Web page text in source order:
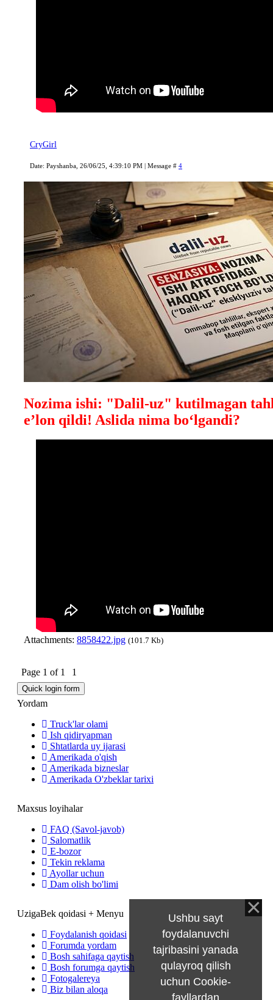
CryGirl
Date: Payshanba, 26/06/25, 4:39:10 PM | Message # 4
Nozima ishi: "Dalil-uz" kutilmagan
e’lon qildi! Aslida nima bo‘lgandi?
Attachments: 8858422.jpg (101.7 Kb)
Page 1 of 1 1
Yordam
Truck'lar olami
Ish qidiryapman
Shtatlarda uy ijarasi
Amerikada o'qish
Amerikada bizneslar
Amerikada O'zbeklar tarixi
Maxsus loyihalar
FAQ (Savol-javob)
Salomatlik
E-bozor
Tekin reklama
Ayollar uchun
Dam olish bo'limi
UzigaBek qoidasi + Menyu
Foydalanish qoidasi
Forumda yordam
Bosh sahifaga qaytish
Bosh forumga qaytish
Fotogalereya
Biz bilan aloqa
Ushbu sayt
foydalanuvchi
tajribasini yanada
qulayroq qilish
uchun Cookie-
fayllardan